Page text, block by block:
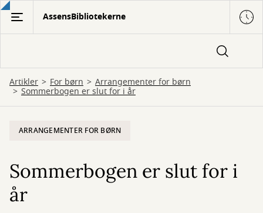
Gå
hovedindhold
AssensBibliotekerne
Artikler For børn Arrangementer for børn
Sommerbogen er slut for i år
ARRANGEMENTER FOR BØRN
Sommerbogen er slut for i
år